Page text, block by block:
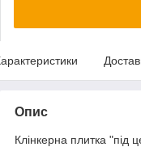
Опис
Клінкерна плитка "під